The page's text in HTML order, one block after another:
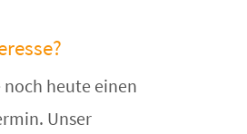
heute einen
Unser